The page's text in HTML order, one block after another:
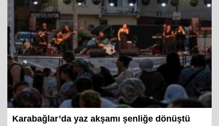
Karabağlar’da yaz akşamı şenliğe dönüştü